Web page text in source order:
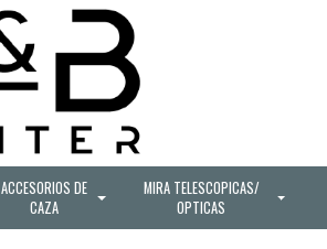
ACCESORIOS DE
CAZA
MIRA TELESCOPICAS/
OPTICAS